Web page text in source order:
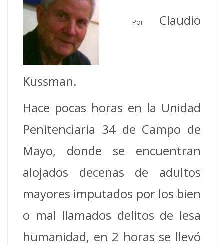
Por Claudio
Kussman.
Hace pocas horas en la Unidad
Penitenciaria 34 de Campo de
Mayo, donde se encuentran
alojados decenas de adultos
mayores imputados por los bien
o mal llamados delitos de lesa
humanidad, en 2 horas se llevó